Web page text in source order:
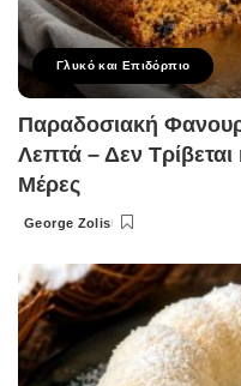
Γλυκό και Επιδόρπιο
Παραδοσιακή
Λεπτά – Δεν
Μέρες
Posted
George Zolis